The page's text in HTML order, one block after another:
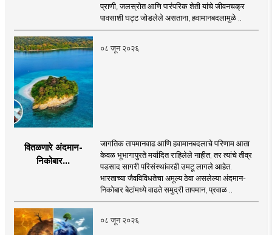
प्राणी, जलस्रोत आणि पारंपरिक शेती यांचे जीवनचक्र
पावसाशी घट्ट जोडलेले असताना, हवामानबदलामुळे ..
०८ जून २०२६
वितळणारे अंदमान-
निकोबार...
जागतिक तापमानवाढ आणि हवामानबदलाचे परिणाम आता
केवळ भूभागापुरते मर्यादित राहिलेले नाहीत; तर त्यांचे तीव्र
पडसाद सागरी परिसंस्थांवरही उमटू लागले आहेत.
भारताच्या जैवविविधतेचा अमूल्य ठेवा असलेल्या अंदमान-
निकोबार बेटांमध्ये वाढते समुद्री तापमान, प्रवाळ ..
०८ जून २०२६